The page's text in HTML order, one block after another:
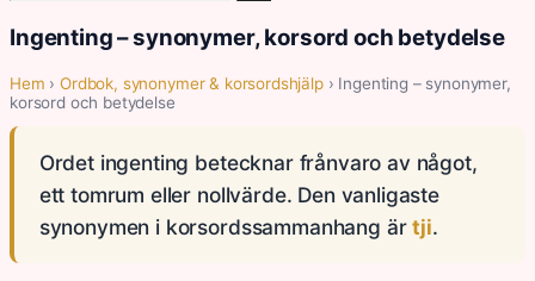
Ingenting – synonymer, korsord och betydelse
Hem ›Ordbok, synonymer & korsordshjälp› Ingenting – synonymer,
korsord och betydelse
Ordet ingenting betecknar frånvaro av något,
ett tomrum eller nollvärde. Den vanligaste
synonymen i korsordssammanhang ärtji.